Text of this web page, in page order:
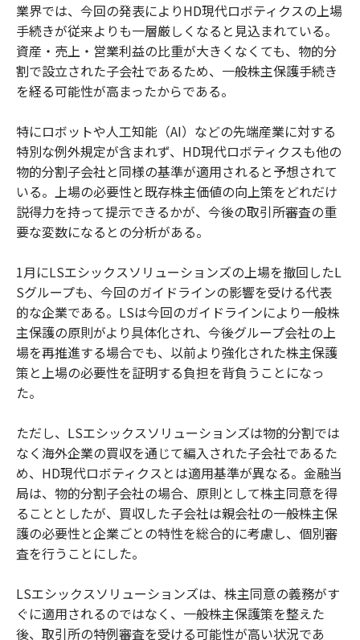
業界では、今回の発表によりHD現代ロボティクスの上場
手続きが従来よりも一層厳しくなると見込まれている。
資産・売上・営業利益の比重が大きくなくても、物的分
割で設立された子会社であるため、一般株主保護手続き
を経る可能性が高まったからである。
特にロボットや人工知能（AI）などの先端産業に対する
特別な例外規定が含まれず、HD現代ロボティクスも他の
物的分割子会社と同様の基準が適用されると予想されて
いる。上場の必要性と既存株主価値の向上策をどれだけ
説得力を持って提示できるかが、今後の取引所審査の重
要な変数になるとの分析がある。
1月にLSエシックスソリューションズの上場を撤回したL
Sグループも、今回のガイドラインの影響を受ける代表
的な企業である。LSは今回のガイドラインにより一般株
主保護の原則がより具体化され、今後グループ会社の上
場を再推進する場合でも、以前より強化された株主保護
策と上場の必要性を証明する負担を背負うことになっ
た。
ただし、LSエシックスソリューションズは物的分割では
なく海外企業の買収を通じて編入された子会社であるた
め、HD現代ロボティクスとは適用基準が異なる。金融当
局は、物的分割子会社の場合、原則として株主同意を得
ることとしたが、買収した子会社は親会社の一般株主保
護の必要性と企業ごとの特性を総合的に考慮し、個別審
査を行うことにした。
LSエシックスソリューションズは、株主同意の義務がす
ぐに適用されるのではなく、一般株主保護策を整えた
後、取引所の特例審査を受ける可能性が高い状況であ